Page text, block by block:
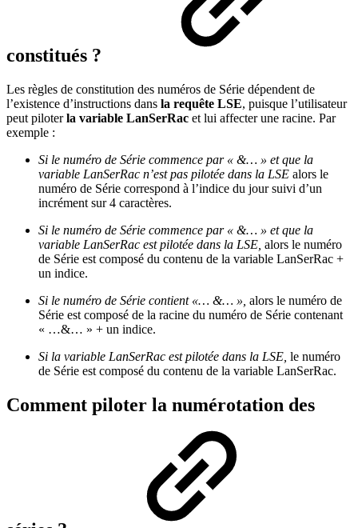
constitués ?
Les règles de constitution des numéros de Série dépendent de
l’existence d’instructions dans la requête LSE, puisque l’utilisateur
peut piloterla variable LanSerRac et lui affecter une racine. Par
exemple :
Si le numéro de Série commence par « &… » et que la
variable LanSerRac n’est pas pilotée dans la LSE alors le
numéro de Série correspond à l’indice du jour suivi d’un
incrément sur 4 caractères.
Si le numéro de Série commence par « &… » et que la
variable LanSerRac est pilotée dans la LSE, alors le numéro
de Série est composé du contenu de la variable LanSerRac +
un indice.
Si le numéro de Série contient «… &… », alors le numéro de
Série est composé de la racine du numéro de Série contenant
« …&… » + un indice.
Si la variable LanSerRac est pilotée dans la LSE, le numéro
de Série est composé du contenu de la variable LanSerRac.
Comment piloter la numérotation des